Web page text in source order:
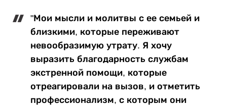
"Мои мысли и молитвы с ее семьей и
близкими, которые переживают
невообразимую утрату. Я хочу
выразить благодарность службам
экстренной помощи, которые
отреагировали на вызов, и отметить
профессионализм, с которым они